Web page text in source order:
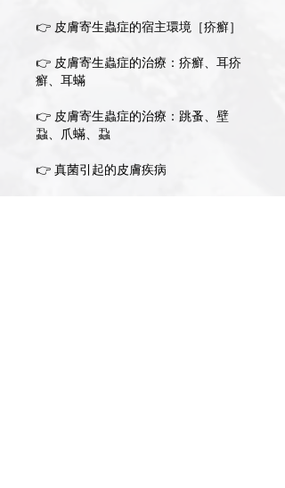
👉 皮膚寄生蟲症的宿主環境［疥癬］
👉 皮膚寄生蟲症的治療：疥癬、耳疥
癬、耳蟎
👉 皮膚寄生蟲症的治療：跳蚤、壁
蝨、爪蟎、蝨
👉 真菌引起的皮膚疾病